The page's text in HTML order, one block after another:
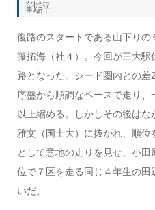
戦評
復路のスタートである山下り
藤拓海（社４）。今回が三大
路となった。シード圏内との
序盤から順調なペースで走り
以上縮める。しかしその後は
雅文（国士大）に抜かれ、順
として意地の走りを見せ、小
位で７区を走る同じ４年生の
いだ。